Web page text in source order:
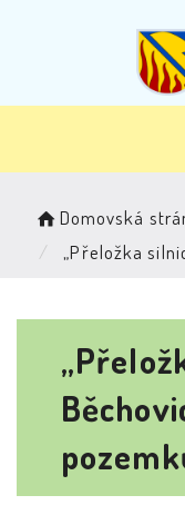
Domovská
„Přeložka